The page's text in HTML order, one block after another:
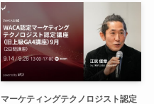
マーケティングテクノロジスト認定